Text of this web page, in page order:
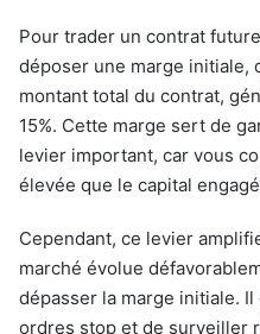
Pour trader un contrat
déposer une marge initiale,
montant total du contrat,
15%. Cette marge sert de
levier important, car vous
élevée que le capital
Cependant, ce levier
marché évolue
dépasser la marge initiale.
ordres stop et de surveiller